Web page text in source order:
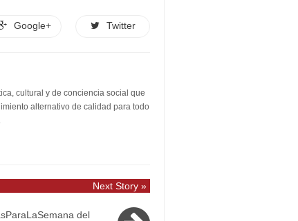
Google+ Twitter
cultural y de conciencia social que
alternativo de calidad para todo
Next Story »
del